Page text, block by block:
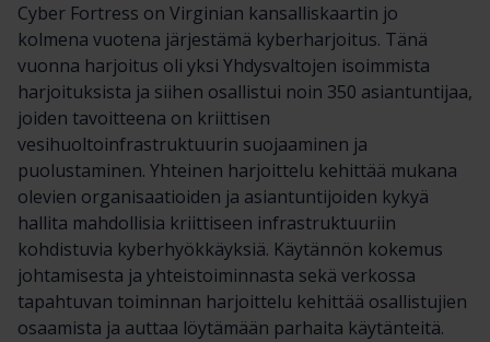
Cyber Fortress on Virginian kansalliskaartin jo
kolmena vuotena järjestämä kyberharjoitus. Tänä
vuonna harjoitus oli yksi Yhdysvaltojen isoimmista
harjoituksista ja siihen osallistui noin 350 asiantuntijaa,
joiden tavoitteena on kriittisen
vesihuoltoinfrastruktuurin suojaaminen ja
puolustaminen. Yhteinen harjoittelu kehittää mukana
olevien organisaatioiden ja asiantuntijoiden kykyä
hallita mahdollisia kriittiseen infrastruktuuriin
kohdistuvia kyberhyökkäyksiä. Käytännön kokemus
johtamisesta ja yhteistoiminnasta sekä verkossa
tapahtuvan toiminnan harjoittelu kehittää osallistujien
osaamista ja auttaa löytämään parhaita käytänteitä.